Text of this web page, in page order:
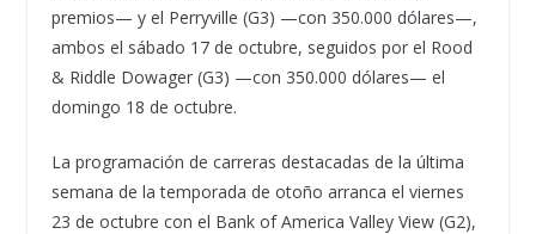
premios— y el Perryville (G3) —con 350.000 dólares—,
ambos el sábado 17 de octubre, seguidos por el Rood
& Riddle Dowager (G3) —con 350.000 dólares— el
domingo 18 de octubre.
La programación de carreras destacadas de la última
semana de la temporada de otoño arranca el viernes
23 de octubre con el Bank of America Valley View (G2),